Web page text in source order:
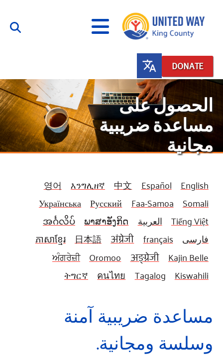
DONATE
What We Do
Our Neighbor Fund
Financial Stability
Educational Opportunity
Homelessness Prevention
Equity Fund
Black Community Building Collective
Racial Equity Coalition
Advocacy
Public Policy
Get Involved
Events
Free Tax Preparation
Celebrating Dr. King’s Legacy
Corporate Group Volunteering
Connect
Emerging Leaders 365
Change Makers
Champions
Serve
Project LEAD
Get Help
Free Tax Help
Student Resources
Food Resources
Housing Support for Youth
For Nonprofits
Community Resources
About Us
Leadership
Financials
Our Commitment
to Equity
Careers
Contact Us
Learn
Blog
Hourglass Podcast
Give
Fundraise
Giving Communities
Ways to Give
Gates Endowment
Tax Deductions
الحصول على
مساعدة ضريبية
مجانية
English
Español
中文
እንግሊዘኛ
영어
Somali
Faa-Samoa
Русский
Українська
Tiếng Việt العربية ພາສາອັງກິດ
အင်္ဂလိပ်
فارسی
français
अंग्रेजी
日本語
ភាសាខ្មែរ
Kajin Belle
अङ्ग्रेजी
Oromoo
ਅੰਗਰੇਜ਼ੀ
Kiswahili
Tagalog
คนไทย
ትግርኛ
مساعدة ضريبية آمنة
وسلسة ومجانية.